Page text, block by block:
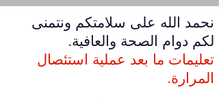
نحمد الله على سلامتكم ونتمنى
لكم دوام الصحة والعافية.
تعليمات ما بعد عملية استئصال
المرارة.